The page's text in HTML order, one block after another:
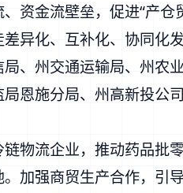
资金流壁垒，促进“产
异化、互补化、协同化
、州交通运输局、州农
恩施分局、州高新投公
物流企业，推动药品
加强商贸生产合作，引